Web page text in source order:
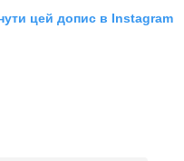
цей допис в Instagram